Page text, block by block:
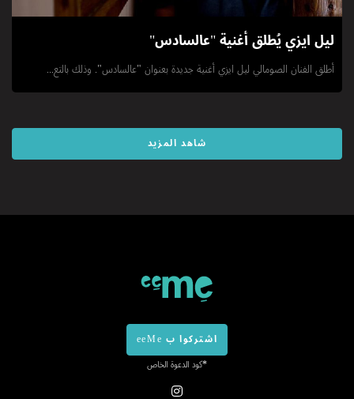
ليل ايزي يُطلق أغنية "عالسادس"
أطلق الفنان الصومالي ليل ايزي أغنية جديدة بعنوان "عالسادس". وذلك بالتع...
شاهد المزيد
اشتركوا ب eeMe
*كود الدعوة الخاص